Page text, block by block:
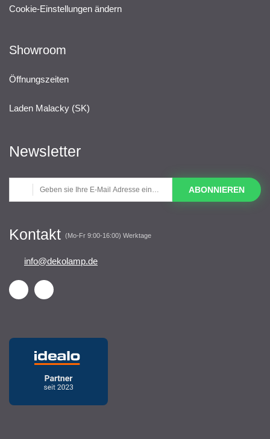
Cookie-Einstellungen ändern
Showroom
Öffnungszeiten
Laden Malacky (SK)
Newsletter
ABONNIEREN
Kontakt (Mo-Fr 9:00-16:00) Werktage
info@dekolamp.de